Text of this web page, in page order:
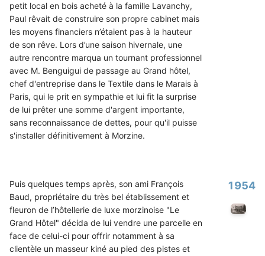
petit local en bois acheté à la famille Lavanchy,
Paul rêvait de construire son propre cabinet mais
les moyens financiers n’étaient pas à la hauteur
de son rêve. Lors d’une saison hivernale, une
autre rencontre marqua un tournant professionnel
avec M. Benguigui de passage au Grand hôtel,
chef d'entreprise dans le Textile dans le Marais à
Paris, qui le prit en sympathie et lui fit la surprise
de lui prêter une somme d'argent importante,
sans reconnaissance de dettes, pour qu'il puisse
s'installer définitivement à Morzine.
Puis quelques temps après, son ami François
Baud, propriétaire du très bel établissement et
fleuron de l’hôtellerie de luxe morzinoise "Le
Grand Hôtel" décida de lui vendre une parcelle en
face de celui-ci pour offrir notamment à sa
clientèle un masseur kiné au pied des pistes et
1954